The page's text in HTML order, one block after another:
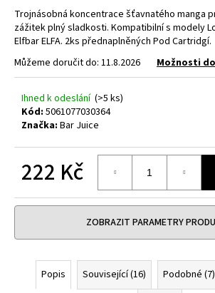
Trojnásobná koncentrace šťavnatého manga
zážitek plný sladkosti. Kompatibilní s modely
Elfbar ELFA. 2ks přednaplněných Pod Cartridgí.
Můžeme doručit do: 11.8.2026 Možnosti
Ihned k odeslání (>5 ks)
Kód: 5061077030364
Značka: Bar Juice
222 Kč
cena:
ZOBRAZIT PARAMETRY
Popis Související (16) Podobné (7)
D
o
p
o
u
j
e
e
DEKANG